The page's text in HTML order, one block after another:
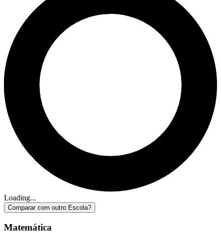
Loading...
Comparar com outro Escola?
Matemática